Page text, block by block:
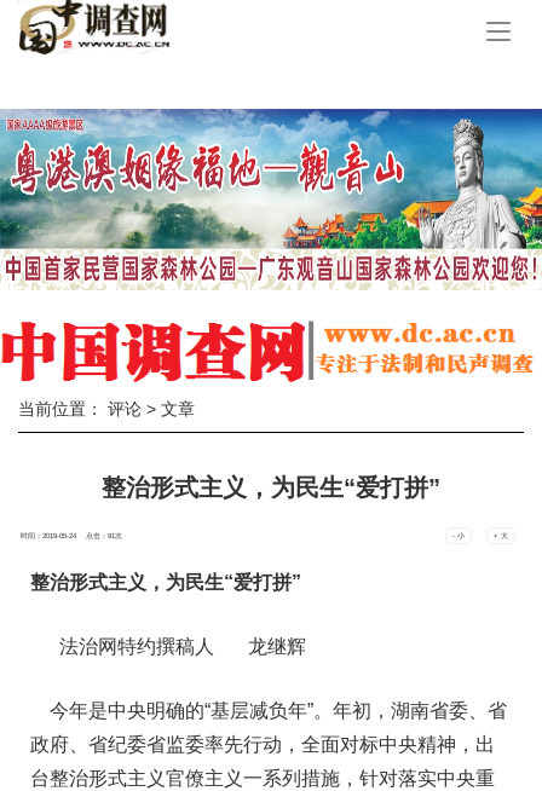
手
当前位置： 评论 > 文章
整治形式主义，为民生“爱打拼”
时间：2019-05-24 点击：91次 - 小 + 大
整治形式主义，为民生“爱打拼”
法治网特约撰稿人 龙继辉
今年是中央明确的“基层减负年”。年初，湖南省委、省
政府、省纪委省监委率先行动，全面对标中央精神，出
台整治形式主义官僚主义一系列措施，针对落实中央重